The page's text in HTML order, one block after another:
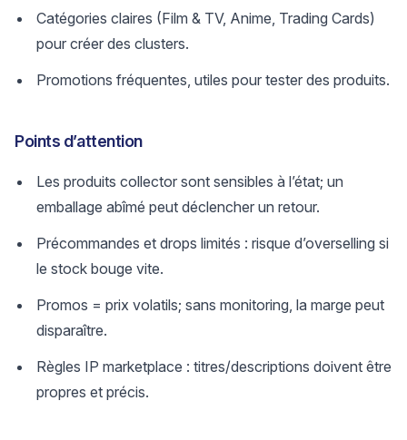
Catégories claires (Film & TV, Anime, Trading Cards)
pour créer des clusters.
Promotions fréquentes, utiles pour tester des produits.
Points d’attention
Les produits collector sont sensibles à l’état; un
emballage abîmé peut déclencher un retour.
Précommandes et drops limités : risque d’overselling si
le stock bouge vite.
Promos = prix volatils; sans monitoring, la marge peut
disparaître.
Règles IP marketplace : titres/descriptions doivent être
propres et précis.